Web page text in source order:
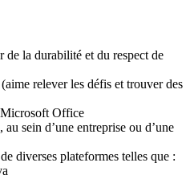
de la durabilité et du respect de
relever les défis et trouver des
Microsoft Office
sein d’une entreprise ou d’une
diverses plateformes telles que :